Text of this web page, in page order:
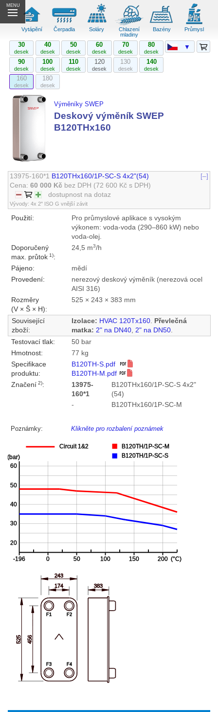
MENU
Vytápění Čerpadla Soláry
Chlazení
mladiny
Bazény Průmysl
30
desek
40
desek
50
desek
60
desek
70
desek
80
desek
90
desek
100
desek
110
desek
120
desek
130
desek
140
desek
160
desek
180
desek
Výměníky SWEP
Deskový výměník SWEP
B120THx160
13975-160*1 B120THx160/1P-SC-S 4x2"(54)
[–]
Cena:60 000 Kč bez DPH (72 600 Kč s DPH)
dostupnost na dotaz
Vývody: 4x 2" ISO G vnější závit
Použití:
Pro průmyslové aplikace s vysokým
výkonem: voda-voda (290–860 kW) nebo
voda-olej.
Doporučený
max. průtok1):
24,5 m3/h
Pájeno:
mědí
Provedení:
nerezový deskový výměník (nerezová ocel
AISI 316)
Rozměry
(V × Š × H):
525 × 243 × 383 mm
Související
zboží:
Izolace: HVAC 120Tx160.
Převlečná
matka: 2" na DN40, 2" na DN50.
Testovací tlak:
50 bar
Hmotnost:
77 kg
Specifikace
produktu:
B120TH-S.pdf
B120TH-M.pdf
Značení2):
13975-
160*1
B120THx160/1P-SC-S 4x2"
(54)
-
B120THx160/1P-SC-M
Poznámky: Klikněte pro rozbalení poznámek
▼